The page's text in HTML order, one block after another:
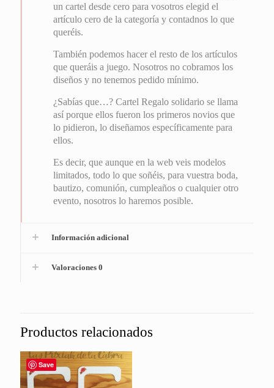
un cartel desde cero para vosotros elegid el
artículo cero de la categoría y contadnos lo que
queréis.
También podemos hacer el resto de los artículos
que queráis a juego. Nosotros no cobramos los
diseños y no tenemos pedido mínimo.
¿Sabías que…? Cartel Regalo solidario se llama
así porque ellos fueron los primeros novios que
lo pidieron, lo diseñamos específicamente para
ellos.
Es decir, que aunque en la web veis modelos
limitados, todo lo que soñéis, para vuestra boda,
bautizo, comunión, cumpleaños o cualquier otro
evento, nosotros lo haremos posible.
Información adicional
Valoraciones 0
Productos relacionados
Save